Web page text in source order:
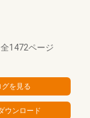
全1472ページ